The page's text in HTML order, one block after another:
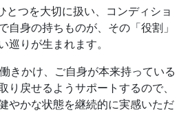
とつを大切に扱い、コンディショ
自身の持ちものが、その「役割」
巡りが生まれます。
きかけ、ご自身が本来持っている
り戻せるようサポートするので、
やかな状態を継続的に実感いただ